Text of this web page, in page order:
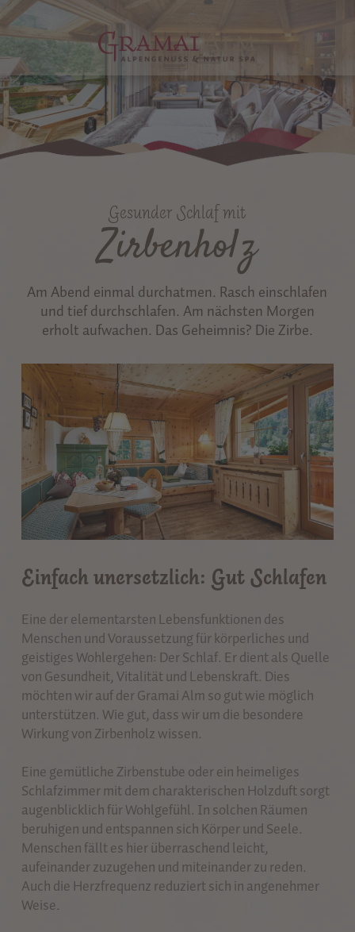
Gesunder Schlaf mit
Zirbenholz
Am Abend einmal durchatmen. Rasch einschlafen
und tief durchschlafen. Am nächsten Morgen
erholt aufwachen. Das Geheimnis? Die Zirbe.
Einfach unersetzlich: Gut Schlafen
Eine der elementarsten Lebensfunktionen des
Menschen und Voraussetzung für körperliches und
geistiges Wohlergehen: Der Schlaf. Er dient als Quelle
von Gesundheit, Vitalität und Lebenskraft. Dies
möchten wir auf der Gramai Alm so gut wie möglich
unterstützen. Wie gut, dass wir um die besondere
Wirkung von Zirbenholz wissen.
Eine gemütliche Zirbenstube oder ein heimeliges
Schlafzimmer mit dem charakterischen Holzduft sorgt
augenblicklich für Wohlgefühl. In solchen Räumen
beruhigen und entspannen sich Körper und Seele.
Menschen fällt es hier überraschend leicht,
aufeinander zuzugehen und miteinander zu reden.
Auch die Herzfrequenz reduziert sich in angenehmer
Weise.